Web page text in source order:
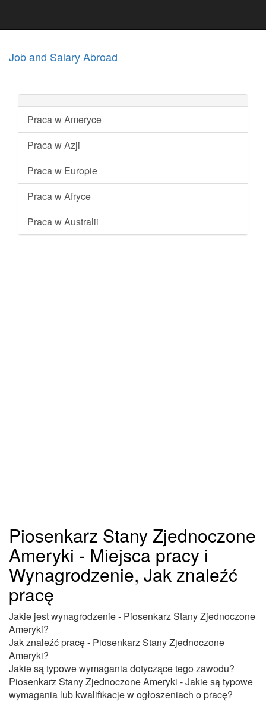
Job and Salary Abroad
Praca w Ameryce
Praca w Azji
Praca w Europie
Praca w Afryce
Praca w Australii
Piosenkarz Stany Zjednoczone
Ameryki - Miejsca pracy i
Wynagrodzenie, Jak znaleźć
pracę
Jakie jest wynagrodzenie - Piosenkarz Stany Zjednoczone
Ameryki?
Jak znaleźć pracę - Piosenkarz Stany Zjednoczone
Ameryki?
Jakie są typowe wymagania dotyczące tego zawodu?
Piosenkarz Stany Zjednoczone Ameryki - Jakie są typowe
wymagania lub kwalifikacje w ogłoszeniach o pracę?